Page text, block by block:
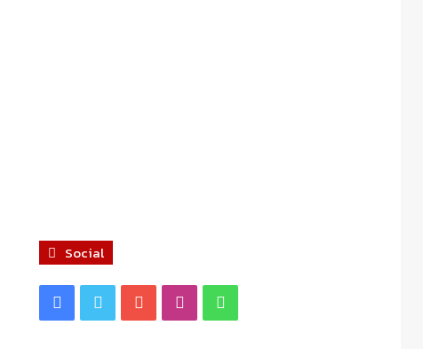
Social
Facebook
Twitter YouTubeInstagram